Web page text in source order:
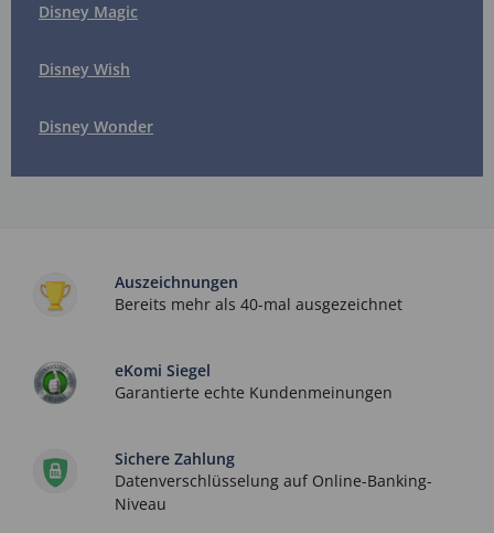
Disney Magic
Disney Wish
Disney Wonder
Auszeichnungen
Bereits mehr als 40-mal ausgezeichnet
eKomi Siegel
Garantierte echte Kundenmeinungen
Sichere Zahlung
Datenverschlüsselung auf Online-Banking-
Niveau